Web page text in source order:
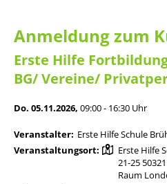
Anmeldung zum
Erste Hilfe
BG/ Vereine/
Do. 05.11.2026, 09:00 - 16:30 Uhr
Veranstalter: Erste Hilfe Schule
Veranstaltungsort:
Erste Hilfe
21-25
Raum